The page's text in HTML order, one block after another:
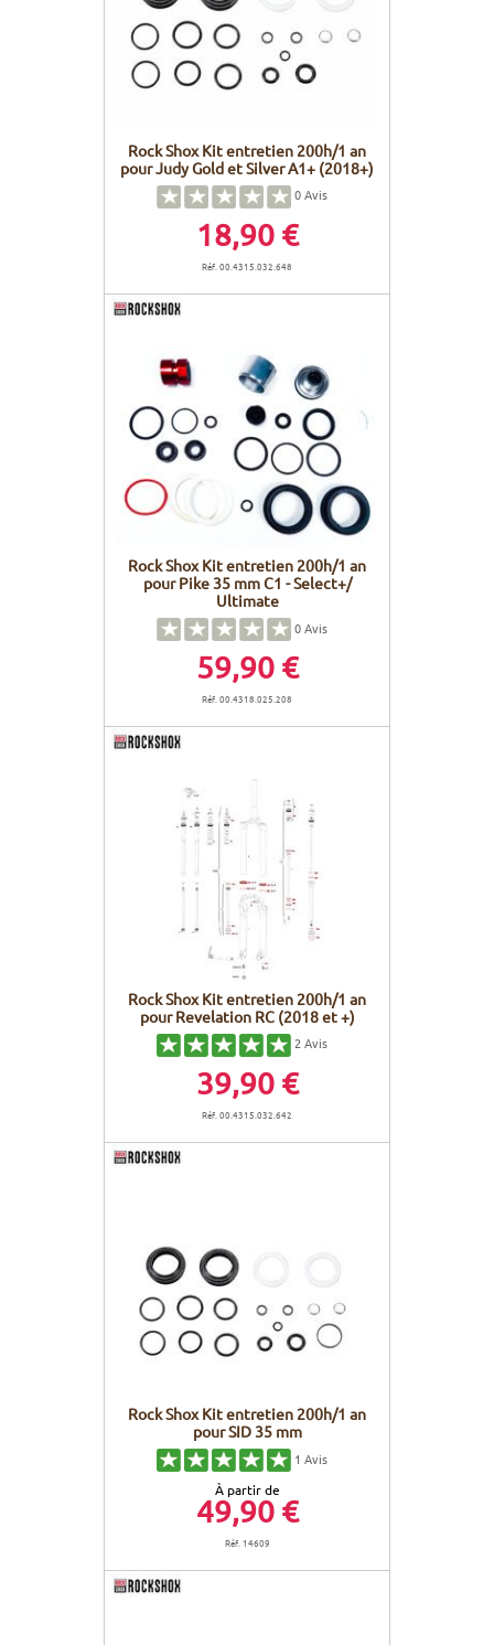
Rock Shox Kit entretien 200h/1 an
pour Judy Gold et Silver A1+ (2018+)
0Avis
18,90 €
Réf. 00.4315.032.648
Rock Shox Kit entretien 200h/1 an
pour Pike 35 mm C1 - Select+/
Ultimate
0Avis
59,90 €
Réf. 00.4318.025.208
Rock Shox Kit entretien 200h/1 an
pour Revelation RC (2018 et +)
2Avis
39,90 €
Réf. 00.4315.032.642
Rock Shox Kit entretien 200h/1 an
pour SID 35 mm
1 Avis
À partir de
49,90 €
Réf. 14609